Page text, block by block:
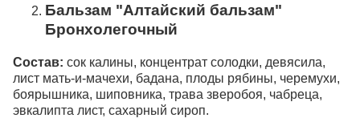
Бальзам "Алтайский бальзам"
Бронхолегочный
Состав: сок калины, концентрат солодки, девясила,
лист мать-и-мачехи, бадана, плоды рябины, черемухи,
боярышника, шиповника, трава зверобоя, чабреца,
эвкалипта лист, сахарный сироп.